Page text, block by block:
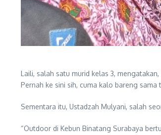
Laili, salah satu murid kelas 3,
Pernah ke sini sih, cuma kalo bareng
Sementara itu, Ustadzah Mulyani, salah
“Outdoor di Kebun Binatang Surabaya